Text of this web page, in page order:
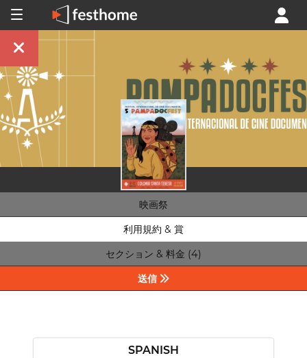
映画祭
利用規約 & 賞
セクション & 料金 (4)
送信
SPANISH